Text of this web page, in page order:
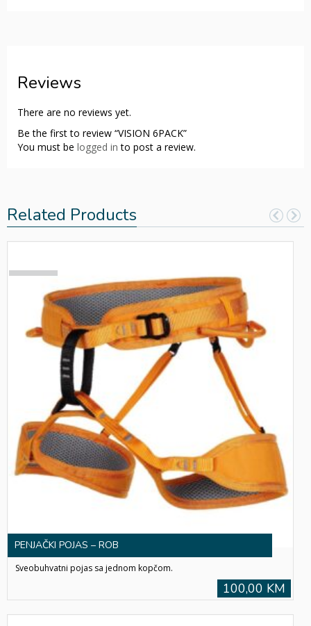
Reviews
There are no reviews yet.
Be the first to review “VISION 6PACK”
You must be logged in to post a review.
Related Products
SOLD
PENJAČKI POJAS – ROB
Sveobuhvatni pojas sa jednom kopčom.
100,00 KM